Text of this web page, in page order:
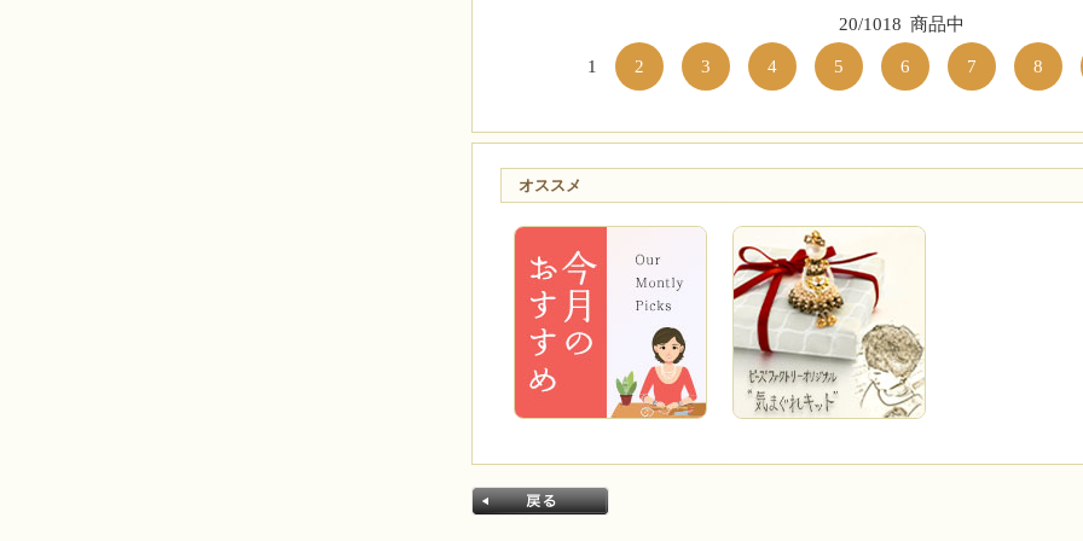
20/1018 商品中
1 2 3 4 5 6 7 8
オススメ